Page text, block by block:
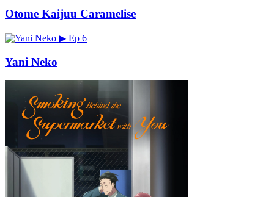
Otome Kaijuu Caramelise
▶ Ep 6
Yani Neko